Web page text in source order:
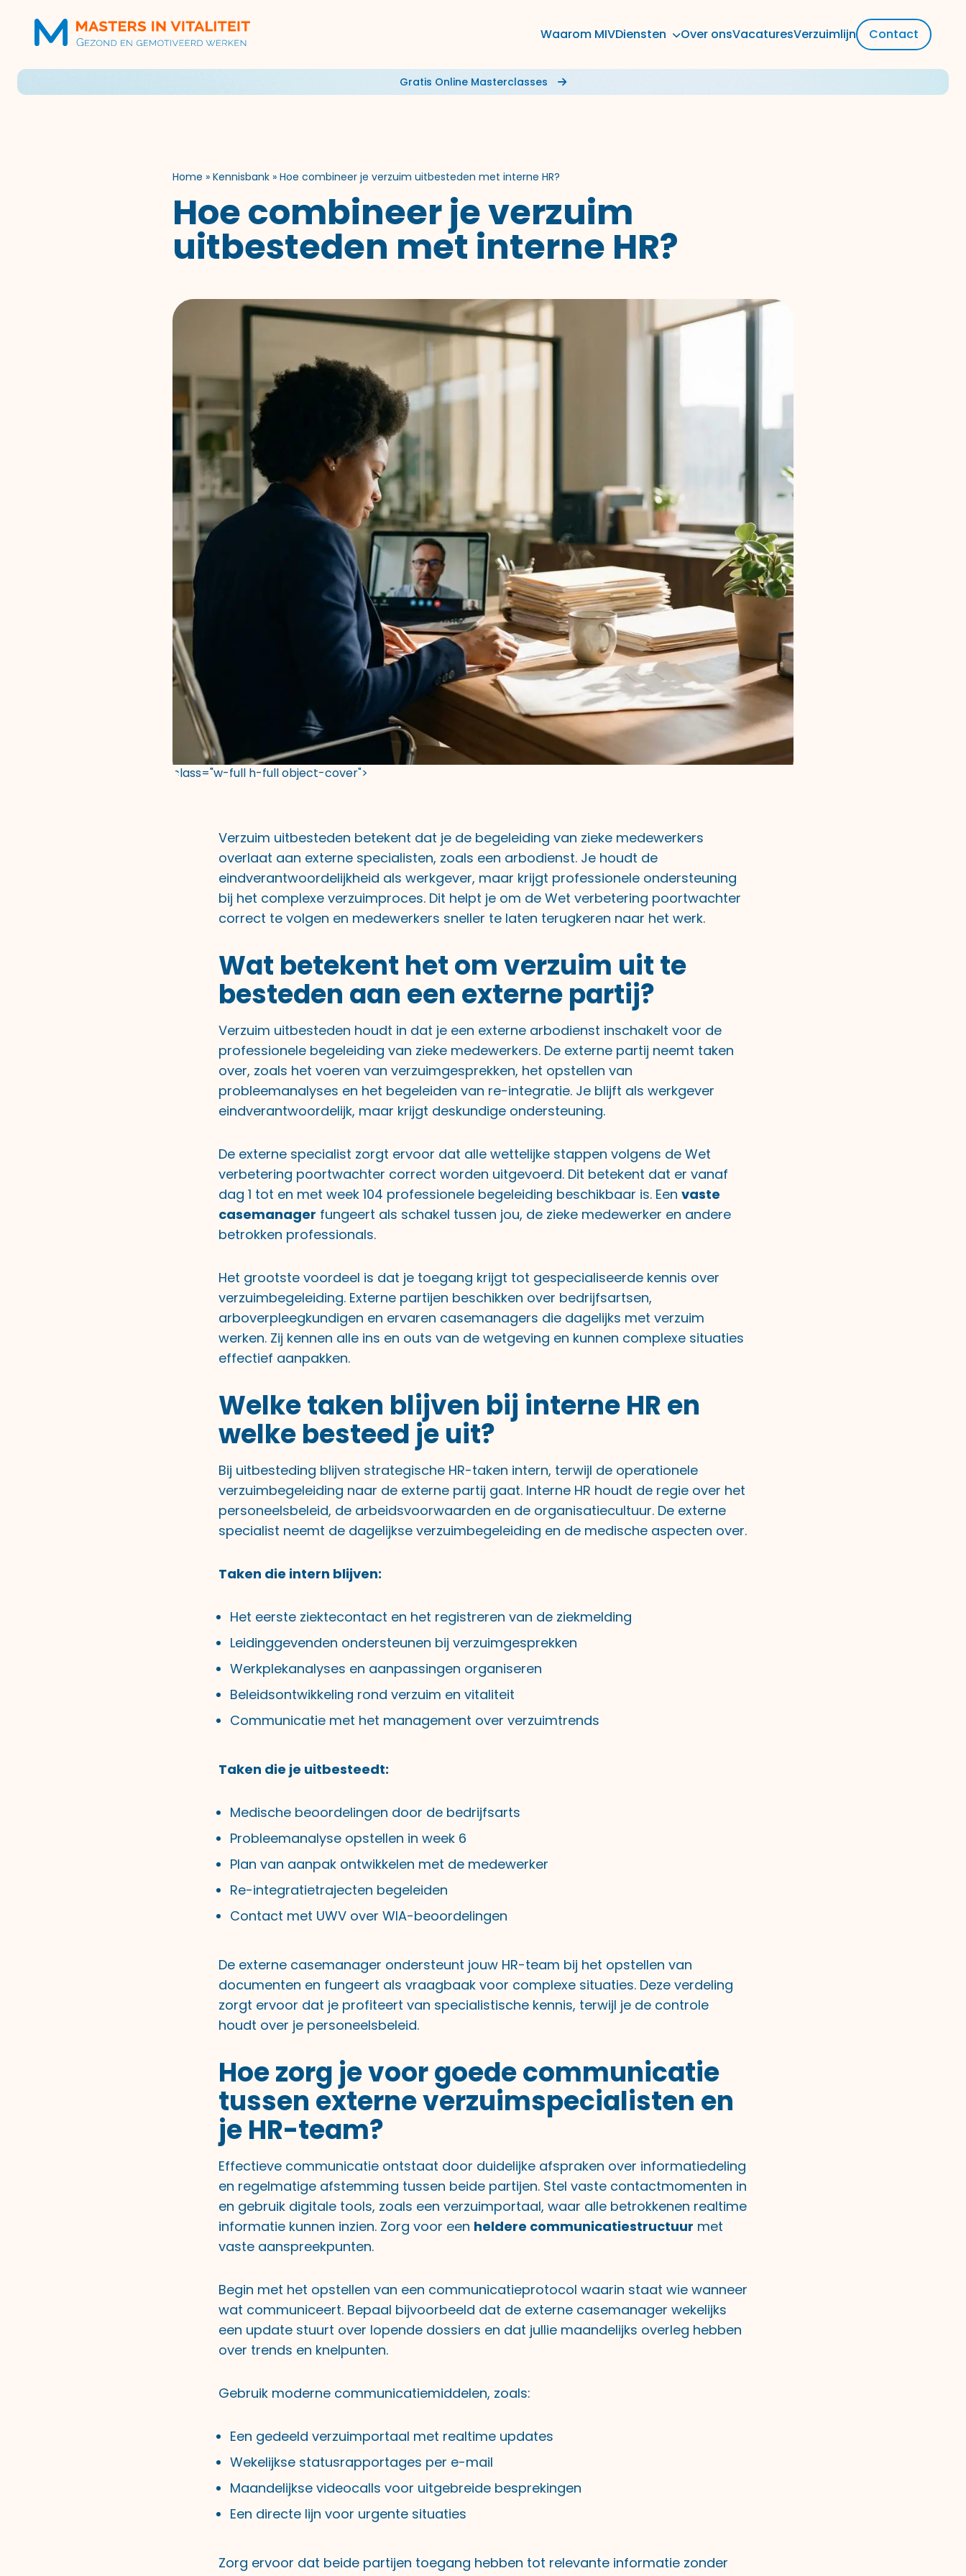
Waarom MIVDiensten Over onsVacaturesVerzuimlijn Contact
Gratis Online Masterclasses
Home » Kennisbank » Hoe combineer je verzuim uitbesteden met interne HR?
Hoe combineer je verzuim
uitbesteden met interne HR?
class="w-full h-full object-cover">
Verzuim uitbesteden betekent dat je de begeleiding van zieke medewerkers
overlaat aan externe specialisten, zoals een arbodienst. Je houdt de
eindverantwoordelijkheid als werkgever, maar krijgt professionele ondersteuning
bij het complexe verzuimproces. Dit helpt je om de Wet verbetering poortwachter
correct te volgen en medewerkers sneller te laten terugkeren naar het werk.
Wat betekent het om verzuim uit te
besteden aan een externe partij?
Verzuim uitbesteden houdt in dat je een externe arbodienst inschakelt voor de
professionele begeleiding van zieke medewerkers. De externe partij neemt taken
over, zoals het voeren van verzuimgesprekken, het opstellen van
probleemanalyses en het begeleiden van re-integratie. Je blijft als werkgever
eindverantwoordelijk, maar krijgt deskundige ondersteuning.
De externe specialist zorgt ervoor dat alle wettelijke stappen volgens de Wet
verbetering poortwachter correct worden uitgevoerd. Dit betekent dat er vanaf
dag 1 tot en met week 104 professionele begeleiding beschikbaar is. Een vaste
casemanager fungeert als schakel tussen jou, de zieke medewerker en andere
betrokken professionals.
Het grootste voordeel is dat je toegang krijgt tot gespecialiseerde kennis over
verzuimbegeleiding. Externe partijen beschikken over bedrijfsartsen,
arboverpleegkundigen en ervaren casemanagers die dagelijks met verzuim
werken. Zij kennen alle ins en outs van de wetgeving en kunnen complexe situaties
effectief aanpakken.
Welke taken blijven bij interne HR en
welke besteed je uit?
Bij uitbesteding blijven strategische HR-taken intern, terwijl de operationele
verzuimbegeleiding naar de externe partij gaat. Interne HR houdt de regie over het
personeelsbeleid, de arbeidsvoorwaarden en de organisatiecultuur. De externe
specialist neemt de dagelijkse verzuimbegeleiding en de medische aspecten over.
Taken die intern blijven:
Het eerste ziektecontact en het registreren van de ziekmelding
Leidinggevenden ondersteunen bij verzuimgesprekken
Werkplekanalyses en aanpassingen organiseren
Beleidsontwikkeling rond verzuim en vitaliteit
Communicatie met het management over verzuimtrends
Taken die je uitbesteedt:
Medische beoordelingen door de bedrijfsarts
Probleemanalyse opstellen in week 6
Plan van aanpak ontwikkelen met de medewerker
Re-integratietrajecten begeleiden
Contact met UWV over WIA-beoordelingen
De externe casemanager ondersteunt jouw HR-team bij het opstellen van
documenten en fungeert als vraagbaak voor complexe situaties. Deze verdeling
zorgt ervoor dat je profiteert van specialistische kennis, terwijl je de controle
houdt over je personeelsbeleid.
Hoe zorg je voor goede communicatie
tussen externe verzuimspecialisten en
je HR-team?
Effectieve communicatie ontstaat door duidelijke afspraken over informatiedeling
en regelmatige afstemming tussen beide partijen. Stel vaste contactmomenten in
en gebruik digitale tools, zoals een verzuimportaal, waar alle betrokkenen realtime
informatie kunnen inzien. Zorg voor een heldere communicatiestructuur met
vaste aanspreekpunten.
Begin met het opstellen van een communicatieprotocol waarin staat wie wanneer
wat communiceert. Bepaal bijvoorbeeld dat de externe casemanager wekelijks
een update stuurt over lopende dossiers en dat jullie maandelijks overleg hebben
over trends en knelpunten.
Gebruik moderne communicatiemiddelen, zoals:
Een gedeeld verzuimportaal met realtime updates
Wekelijkse statusrapportages per e-mail
Maandelijkse videocalls voor uitgebreide besprekingen
Een directe lijn voor urgente situaties
Zorg ervoor dat beide partijen toegang hebben tot relevante informatie zonder